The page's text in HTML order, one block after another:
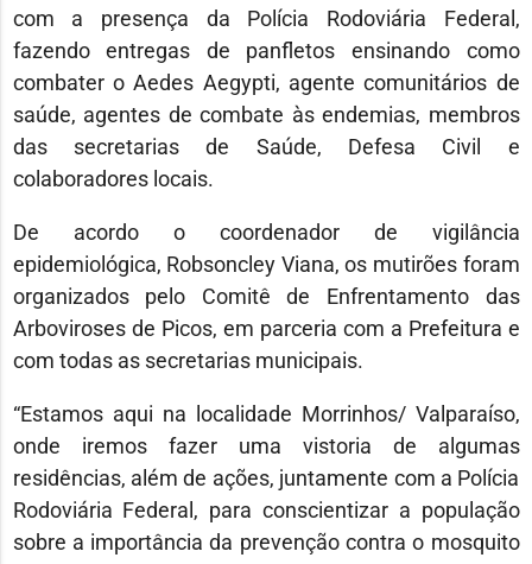
com a presença da Polícia Rodoviária Federal,
fazendo entregas de panfletos ensinando como
combater o Aedes Aegypti, agente comunitários de
saúde, agentes de combate às endemias, membros
das secretarias de Saúde, Defesa Civil e
colaboradores locais.
De acordo o coordenador de vigilância
epidemiológica, Robsoncley Viana, os mutirões foram
organizados pelo Comitê de Enfrentamento das
Arboviroses de Picos, em parceria com a Prefeitura e
com todas as secretarias municipais.
“Estamos aqui na localidade Morrinhos/ Valparaíso,
onde iremos fazer uma vistoria de algumas
residências, além de ações, juntamente com a Polícia
Rodoviária Federal, para conscientizar a população
sobre a importância da prevenção contra o mosquito